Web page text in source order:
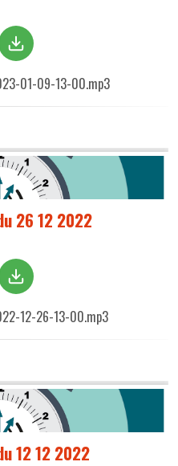
01-09-13-00.mp3
26 12 2022
12-26-13-00.mp3
12 12 2022